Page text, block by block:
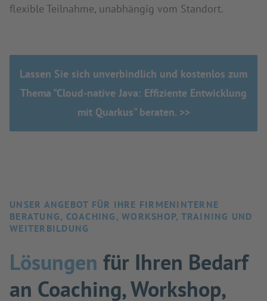
flexible Teilnahme, unabhängig vom Standort.
Lassen Sie sich unverbindlich und kostenlos zum
Thema "Cloud-native Java: Effiziente Entwicklung
mit Quarkus" beraten. >>
UNSER ANGEBOT FÜR IHRE FIRMENINTERNE
BERATUNG, COACHING, WORKSHOP, TRAINING UND
WEITERBILDUNG
Lösungen für Ihren Bedarf
an Coaching, Workshop,